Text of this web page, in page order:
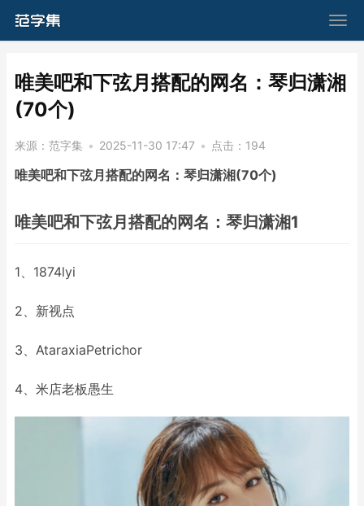
​唯美吧和下弦月搭配的网名：琴归潇湘
(70个)
来源： 范字集 • 2025-11-30 17:47 • 点击： 194
唯美吧和下弦月搭配的网名：琴归潇湘(70个)
唯美吧和下弦月搭配的网名：琴归潇湘1
1、1874lyi
2、新视点
3、AtaraxiaPetrichor
4、米店老板愚生